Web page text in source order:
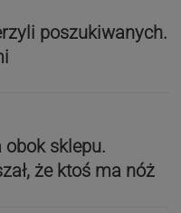
poszukiwanych.
sklepu.
że ktoś ma nóż